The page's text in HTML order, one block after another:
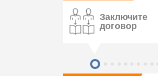
Заключите
договор